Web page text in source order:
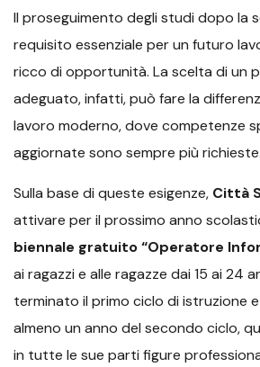
Il proseguimento degli studi dopo la
requisito essenziale per un futuro
ricco di opportunità. La scelta di un
adeguato, infatti, può fare la
lavoro moderno, dove competenze
aggiornate sono sempre più richieste.
Sulla base di queste esigenze, Città
attivare per il prossimo anno
biennale gratuito “Operatore
ai ragazzi e alle ragazze dai 15 ai 24
terminato il primo ciclo di istruzione
almeno un anno del secondo ciclo,
in tutte le sue parti figure